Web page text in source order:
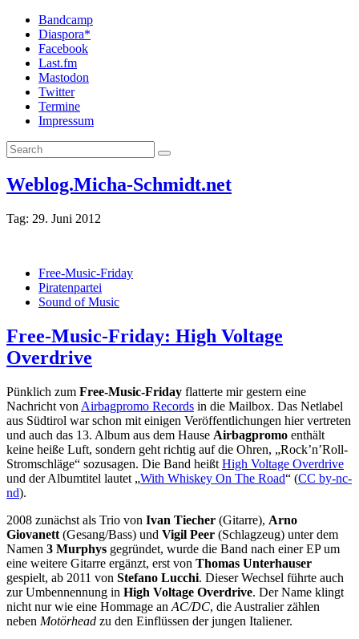
Bandcamp
Diaspora*
Facebook
Last.fm
Mastodon
Twitter
Termine
Impressum
Weblog.Micha-Schmidt.net
Tag: 29. Juni 2012
Free-Music-Friday
Piratenpartei
Sound of Music
Free-Music-Friday: High Voltage
Overdrive
Pünklich zum Free-Music-Friday flatterte mir gestern eine
Nachricht von Airbagpromo Records in die Mailbox. Das Netlabel
aus Südtirol war schon mit einigen Veröffentlichungen hier vertreten
und auch das 13. Album aus dem Hause Airbagpromo enthält
keine heiße Luft, sondern geht richtig auf die Ohren, „Rock’n’Roll-
Stromschläge“ sozusagen. Die Band heißt High Voltage Overdrive
und der Albumtitel lautet „With Whiskey On The Road“ (CC by-nc-
nd).
2008 zunächst als Trio von Ivan Tiecher (Gitarre), Arno
Giovanett (Gesang/Bass) und Vigil Peer (Schlagzeug) unter dem
Namen 3 Murphys gegründet, wurde die Band nach einer EP um
eine weitere Gitarre ergänzt, erst von Thomas Unterhauser
gespielt, ab 2011 von Stefano Lucchi. Dieser Wechsel führte auch
zur Umbennennung in High Voltage Overdrive. Der Name klingt
nicht nur wie eine Hommage an AC/DC, die Australier zählen
neben Motörhead zu den Einflüssen der jungen Italiener.